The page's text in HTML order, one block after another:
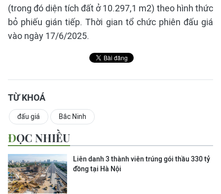
(trong đó diện tích đất ở 10.297,1 m2) theo hình thức
bỏ phiếu gián tiếp. Thời gian tổ chức phiên đấu giá
vào ngày 17/6/2025.
TỪ KHOÁ
đấu giá Bắc Ninh
ĐỌC NHIỀU
Liên danh 3 thành viên trúng gói thầu 330 tỷ
đồng tại Hà Nội